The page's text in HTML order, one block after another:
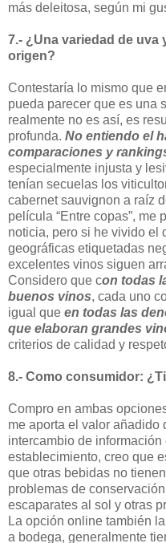
más deleitosa, según mi
7.- ¿Una variedad de
origen?
Contestaría lo mismo que
pueda parecer que es una
realmente no es así, es
profunda. No entiendo el
comparaciones y
especialmente injusta y
tenían secuelas los
cabernet sauvignon a raíz
película “Entre copas”, me
noticia, pero si he vivido el
geográficas etiquetadas
excelentes vinos siguen
Considero que con todas
buenos vinos, cada uno
igual que en todas las
que elaboran grandes
criterios de calidad y
8.- Como consumidor:
Compro en ambas
me aporta el valor añadido
intercambio de
establecimiento, creo que
que otras bebidas no
problemas de
escaparates al sol y otras
La opción online también
a bodega, generalmente